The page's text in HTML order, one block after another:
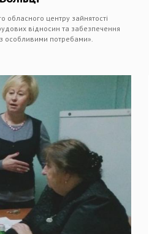
обласного центру зайнятості
відносин та забезпечення
особливими потребами».